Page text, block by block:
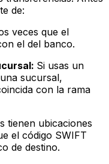
de:
veces que el
el del banco.
Si usas un
sucursal,
con la rama
tienen ubicaciones
el código SWIFT
de destino.